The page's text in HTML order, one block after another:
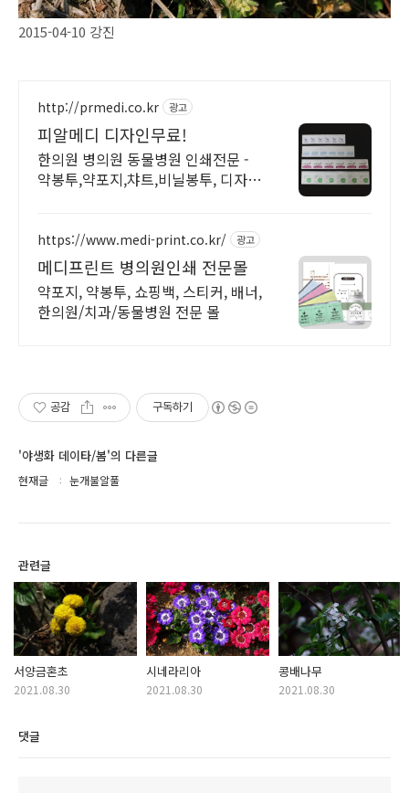
2015-04-10 강진
http://prmedi.co.kr 광고
피알메디 디자인무료!
한의원 병의원 동물병원 인쇄전문 -
약봉투,약포지,챠트,비닐봉투, 디자인
https://www.medi-print.co.kr/ 광고
메디프린트 병의원인쇄 전문몰
약포지, 약봉투, 쇼핑백, 스티커, 배너,
한의원/치과/동물병원 전문 몰
공감 구독하기
'야생화 데이타/봄'의 다른글
현재글 눈개불알풀
관련글
서양금혼초
2021.08.30
시네라리아
2021.08.30
콩배나무
2021.08.30
댓글